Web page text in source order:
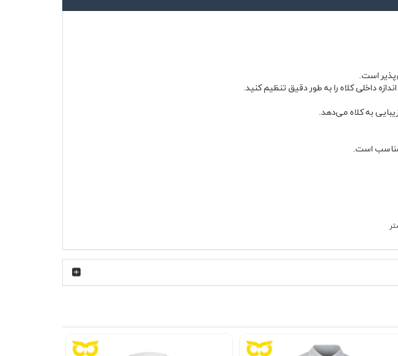
است.
داخلی کلاه را به طور دقیق تنظیم کنید.
به کلاه می‌دهد.
مناسب است.